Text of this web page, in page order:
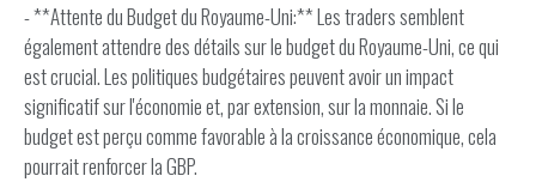
- **Attente du Budget du Royaume-Uni:** Les traders semblent
également attendre des détails sur le budget du Royaume-Uni, ce qui
est crucial. Les politiques budgétaires peuvent avoir un impact
significatif sur l'économie et, par extension, sur la monnaie. Si le
budget est perçu comme favorable à la croissance économique, cela
pourrait renforcer la GBP.